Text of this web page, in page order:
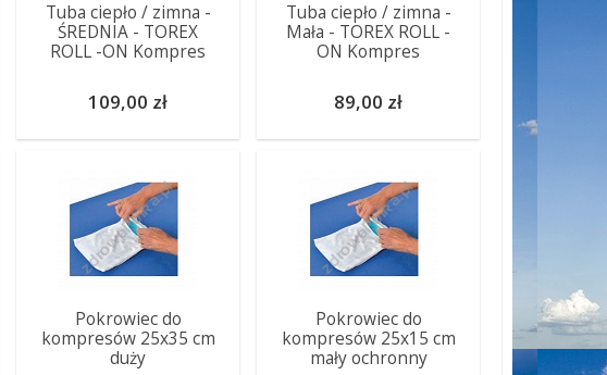
Tuba ciepło / zimna -
ŚREDNIA - TOREX
ROLL -ON Kompres
109,00 zł
Tuba ciepło / zimna -
Mała - TOREX ROLL -
ON Kompres
89,00 zł
Pokrowiec do
kompresów 25x35 cm
duży
Pokrowiec do
kompresów 25x15 cm
mały ochronny